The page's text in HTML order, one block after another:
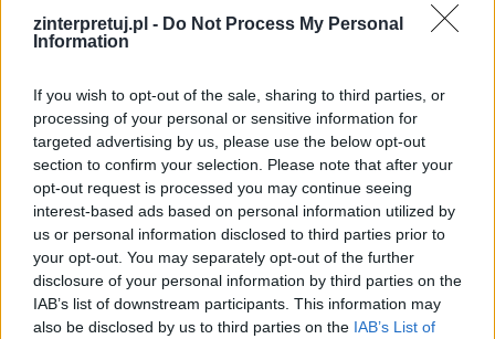
zinterpretuj.pl - Do Not Process My Personal
Information
If you wish to opt-out of the sale, sharing to third parties, or
processing of your personal or sensitive information for
targeted advertising by us, please use the below opt-out
section to confirm your selection. Please note that after your
opt-out request is processed you may continue seeing
interest-based ads based on personal information utilized by
us or personal information disclosed to third parties prior to
your opt-out. You may separately opt-out of the further
disclosure of your personal information by third parties on the
IAB’s list of downstream participants. This information may
also be disclosed by us to third parties on the IAB’s List of
mól zakryty, / Nie idzie mu w smak obiad
obfity” stanowi swojego rodzaju dowód na
to, że ludzie mający nieczyste sumienie nie
dostrzegają wszystkich małych darów, które
ludzkość otrzymuje od natury każdego dnia.
Kolejnym fragmentem potwierdzającym tę tezę
jest: „człowiek sumienia całego (…) czuje
się prawie na swobodzie”. Osoby czujące w
swoim wnętrzu spokój, mogą czuć się w pełni
niezależne i wolne, bez ciążącego im ciężaru.